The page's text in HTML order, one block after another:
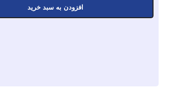
افزودن به سبد خرید